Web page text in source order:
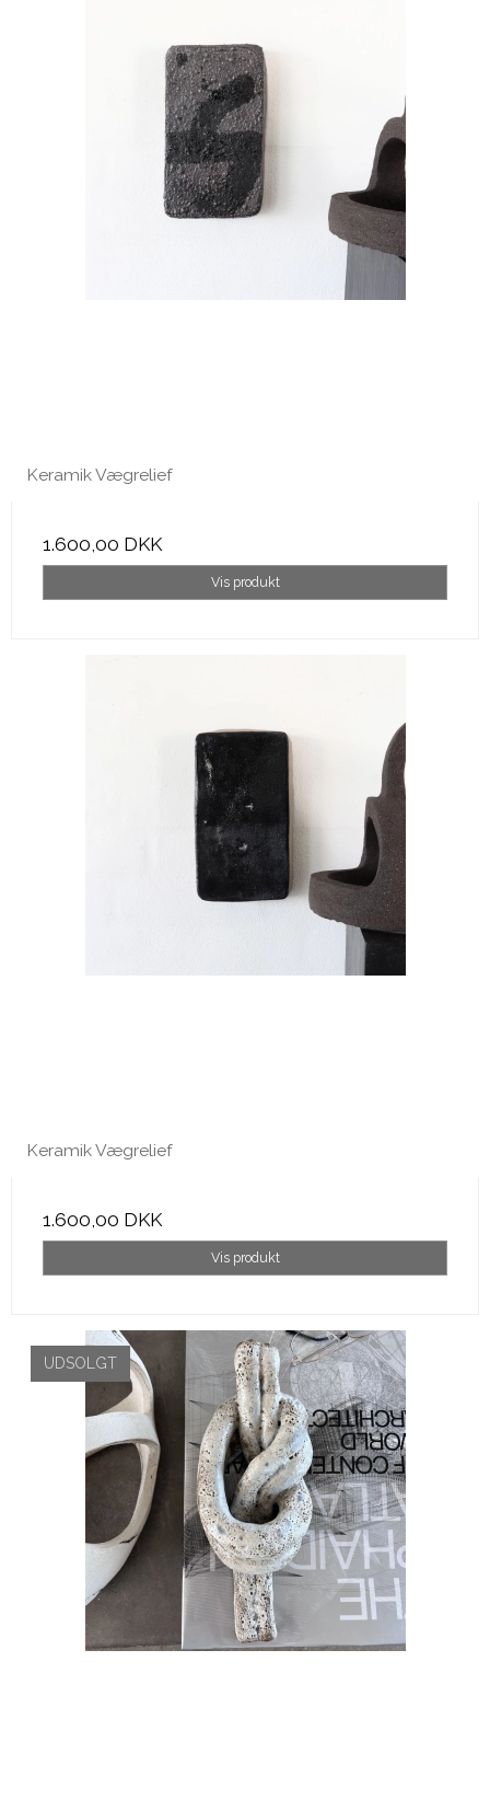
Keramik Vægrelief
1.600,00 DKK
Vis produkt
Keramik Vægrelief
1.600,00 DKK
Vis produkt
UDSOLGT